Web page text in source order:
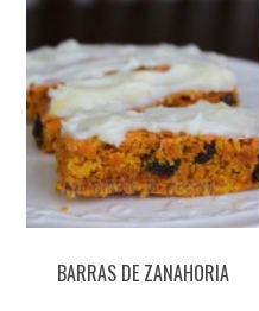
BARRAS DE ZANAHORIA